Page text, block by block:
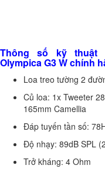
Thông số kỹ thuật
Olympica G3 W chính
Loa treo tường 2
Củ loa: 1x Tweeter
165mm Camellia
Đáp tuyến tần số:
Độ nhạy: 89dB SPL
Trở kháng: 4 Ohm